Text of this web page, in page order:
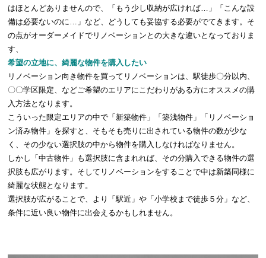
はほとんどありませんので、「もう少し収納が広ければ…」「こんな設
備は必要ないのに…」など、どうしても妥協する必要がでてきます。そ
の点がオーダーメイドでリノベーションとの大きな違いとなっておりま
す、
希望の立地に、綺麗な物件を購入したい
リノベーション向き物件を買ってリノベーションは、駅徒歩〇分以内、
〇〇学区限定、などご希望のエリアにこだわりがある方にオススメの購
入方法となります。
こういった限定エリアの中で「新築物件」「築浅物件」「リノベーショ
ン済み物件」を探すと、そもそも売りに出されている物件の数が少な
く、その少ない選択肢の中から物件を購入しなければなりません。
しかし「中古物件」も選択肢に含まれれば、その分購入できる物件の選
択肢も広がります。そしてリノベーションをすることで中は新築同様に
綺麗な状態となります。
選択肢が広がることで、より「駅近」や「小学校まで徒歩５分」など、
条件に近い良い物件に出会えるかもしれません。